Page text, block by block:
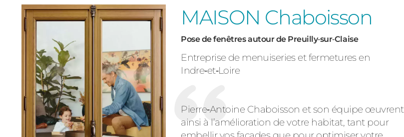
MAISON Chaboisson
Pose de fenêtres autour de Preuilly‑sur‑Claise
Entreprise de menuiseries et fermetures en
Indre‑et‑Loire
Pierre‑Antoine Chaboisson et son équipe œuvrent
ainsi à l’amélioration de votre habitat, tant pour